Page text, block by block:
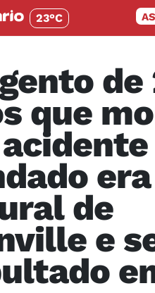
23°C
de
que
era
de
e